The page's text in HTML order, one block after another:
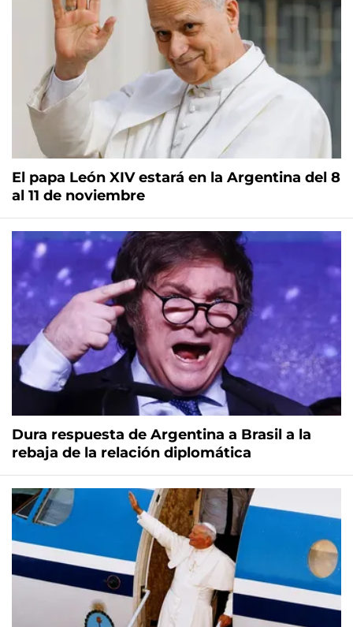
El papa León XIV estará en la Argentina del 8
al 11 de noviembre
Dura respuesta de Argentina a Brasil a la
rebaja de la relación diplomática